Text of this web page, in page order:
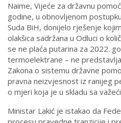
Naime, Vijeće za državnu
godine, u obnovljenom
Suda BiH, donijelo rješenje
olakšica sadržana u Odluci o
se ne plaća putarina za 2022.
termoelektrane – ne
Zakona o sistemu državne
pravna neizvjesnost iz ranijeg
o mjeri koja je u skladu sa
Ministar Lakić je istakao da